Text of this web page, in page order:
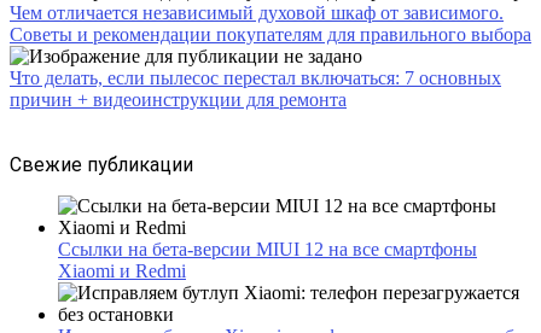
Чем отличается независимый духовой шкаф от зависимого.
Советы и рекомендации покупателям для правильного выбора
Что делать, если пылесос перестал включаться: 7 основных
причин + видеоинструкции для ремонта
Свежие публикации
Ссылки на бета-версии MIUI 12 на все смартфоны
Xiaomi и Redmi